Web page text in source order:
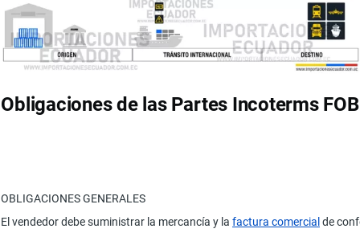
Obligaciones de las Partes Incoterms FOB
OBLIGACIONES GENERALES
El vendedor debe suministrar la mercancía y la factura comercial de